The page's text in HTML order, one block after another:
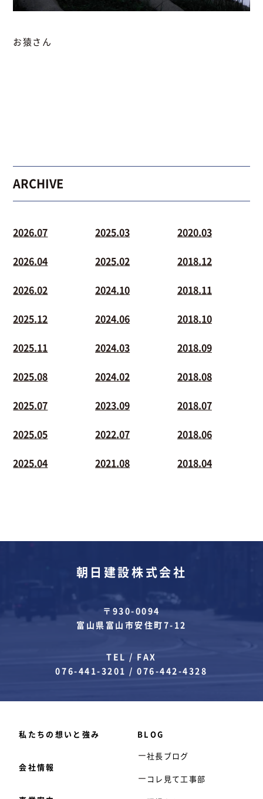
お猿さん
ARCHIVE
2026.07
2026.04
2026.02
2025.12
2025.11
2025.08
2025.07
2025.05
2025.04
2025.03
2025.02
2024.10
2024.06
2024.03
2024.02
2023.09
2022.07
2021.08
2020.03
2018.12
2018.11
2018.10
2018.09
2018.08
2018.07
2018.06
2018.04
朝日建設株式会社
〒930-0094
富山県富山市安住町7-12
TEL / FAX
076-441-3201 /076-442-4328
私たちの想いと強み
会社情報
BLOG
社長ブログ
コレ見て工事部